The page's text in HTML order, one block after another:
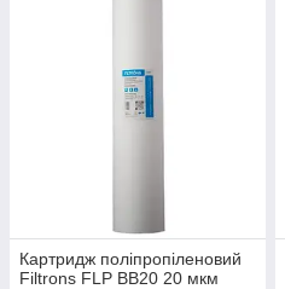
Картридж поліпропіленовий
Filtrons FLP BB20 20 мкм